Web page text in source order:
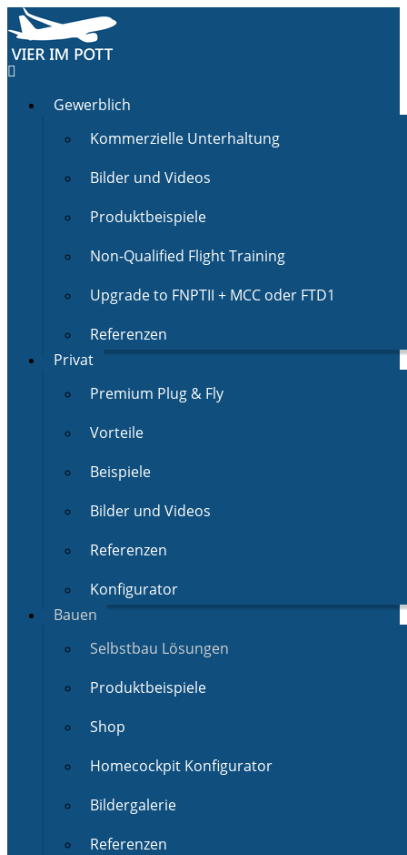
Gewerblich
Kommerzielle Unterhaltung
Bilder und Videos
Produktbeispiele
Non-Qualified Flight Training
Upgrade to FNPTII + MCC oder FTD1
Referenzen
Privat
Premium Plug & Fly
Vorteile
Beispiele
Bilder und Videos
Referenzen
Konfigurator
Bauen
Selbstbau Lösungen
Produktbeispiele
Shop
Homecockpit Konfigurator
Bildergalerie
Referenzen